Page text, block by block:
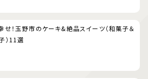
せ！玉野市のケーキ&絶品スイーツ（和菓子＆
）11選